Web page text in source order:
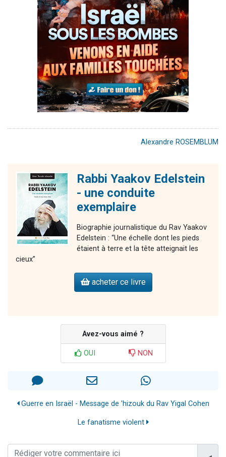
Alexandre ROSEMBLUM
Rabbi Yaakov Edelstein
- une conduite
exemplaire
Biographie journalistique du Rav Yaakov
Edelstein : “Une échelle dont les pieds
étaient à terre et la tête atteignait les
cieux”
acheter ce livre
Avez-vous aimé ?
OUI NON
Guerre en Israël - Message de 'hizouk du Rav Yigal Cohen
Le fanatisme violent